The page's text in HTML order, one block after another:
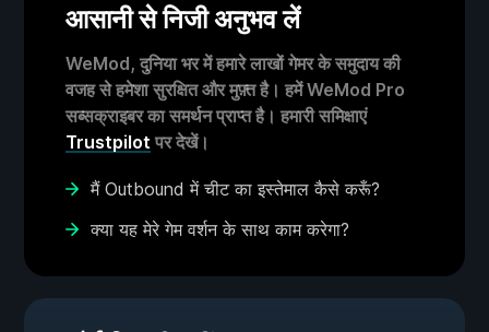
आसानी से निजी अनुभव लें
WeMod, दुनिया भर में हमारे लाखों गेमर के समुदाय की
वजह से हमेशा सुरक्षित और मुफ़्त है। हमें WeMod Pro
सब्सक्राइबर का समर्थन प्राप्त है। हमारी समिक्षाएं
Trustpilot पर देखें।
मैं Outbound में चीट का इस्तेमाल कैसे करूँ?
क्या यह मेरे गेम वर्शन के साथ काम करेगा?